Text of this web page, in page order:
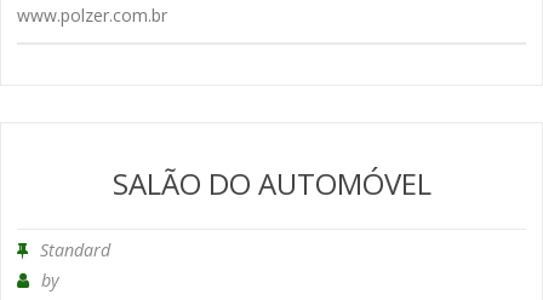
www.polzer.com.br
SALÃO DO AUTOMÓVEL
Standard
by